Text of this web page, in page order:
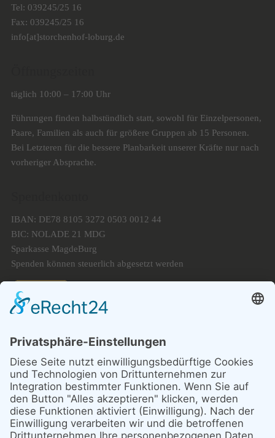
Tel: 039245/25 16
Fax: 039245/25 16
info[at]storchenhof-loburg.de
täglich 10:00 – 17:00 Uhr
Führungen finden halbstündlich statt, sowohl für Einzelpersonen,
Paare, Familien als auch für größere Gruppen ab 15 Personen.
Bei Letzteren für die bessere Planbarkeit unserer Kräfte nur nach
vorheriger Absprache.
IBAN: DE78 8105 3272 0503 0012 44
BIC: NOLADE 21 MDG
Sparkasse MagdeBurg
Spenden können steuerlich abgesetzt werden
© 1987 – 2025
Storchenhof Loburg e.V.
Alle Rechte vorbehalten.
Cookie-Einstellungen